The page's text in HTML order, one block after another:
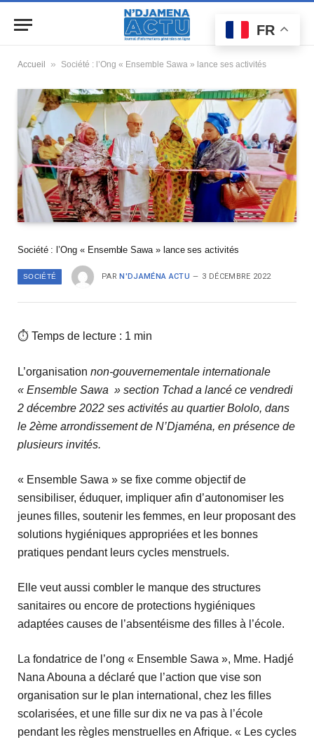
Accueil » Société : l’Ong « Ensemble Sawa » lance ses activités
Société : l’Ong « Ensemble Sawa » lance ses activités
SOCIÉTÉ PAR N'DJAMÉNA ACTU 3 DÉCEMBRE 2022
⏱ Temps de lecture : 1 min
L’organisation non-gouvernementale internationale
« Ensemble Sawa » section Tchad a lancé ce vendredi
2 décembre 2022 ses activités au quartier Bololo, dans
le 2ème arrondissement de N’Djaména, en présence de
plusieurs invités.
« Ensemble Sawa » se fixe comme objectif de
sensibiliser, éduquer, impliquer afin d’autonomiser les
jeunes filles, soutenir les femmes, en leur proposant des
solutions hygiéniques appropriées et les bonnes
pratiques pendant leurs cycles menstruels.
Elle veut aussi combler le manque des structures
sanitaires ou encore de protections hygiéniques
adaptées causes de l’absentéisme des filles à l’école.
La fondatrice de l’ong « Ensemble Sawa », Mme. Hadjé
Nana Abouna a déclaré que l’action que vise son
organisation sur le plan international, chez les filles
scolarisées, et une fille sur dix ne va pas à l’école
pendant les règles menstruelles en Afrique. « Les cycles
FR